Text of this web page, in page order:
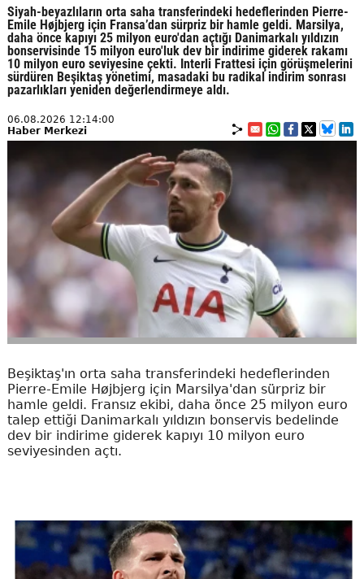
Siyah-beyazlıların orta saha transferindeki hedeflerinden Pierre-
Emile Højbjerg için Fransa’dan sürpriz bir hamle geldi. Marsilya,
daha önce kapıyı 25 milyon euro'dan açtığı Danimarkalı yıldızın
bonservisinde 15 milyon euro'luk dev bir indirime giderek rakamı
10 milyon euro seviyesine çekti. Interli Frattesi için görüşmelerini
sürdüren Beşiktaş yönetimi, masadaki bu radikal indirim sonrası
pazarlıkları yeniden değerlendirmeye aldı.
06.08.2026 12:14:00
Haber Merkezi
Beşiktaş'ın orta saha transferindeki hedeflerinden
Pierre-Emile Højbjerg için Marsilya'dan sürpriz bir
hamle geldi. Fransız ekibi, daha önce 25 milyon euro
talep ettiği Danimarkalı yıldızın bonservis bedelinde
dev bir indirime giderek kapıyı 10 milyon euro
seviyesinden açtı.